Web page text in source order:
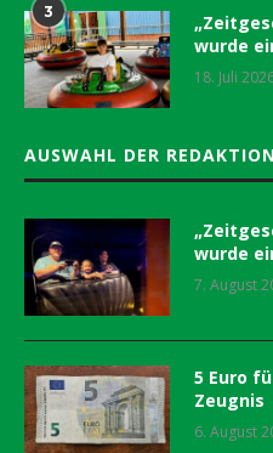
3
wurde
18. Juli
AUSWAHL DER REDAKTION
wurde
7. August
5 Euro
Zeugnis
6. August